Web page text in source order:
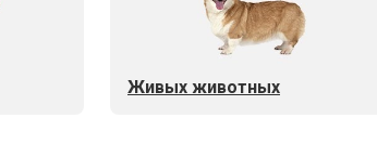
Живых животных